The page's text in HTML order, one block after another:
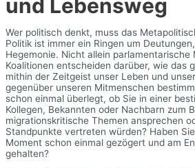
und Lebensweg
Wer politisch denkt, muss das
Politik ist immer ein Ringen um
Hegemonie. Nicht allein parlamentarische
Koalitionen entscheiden darüber, wie das
mithin der Zeitgeist unser Leben und
gegenüber unseren Mitmenschen
schon einmal überlegt, ob Sie in einer
Kollegen, Bekannten oder Nachbarn zum
migrationskritische Themen ansprechen
Standpunkte vertreten würden? Haben
Moment schon einmal gezögert und am
gehalten?